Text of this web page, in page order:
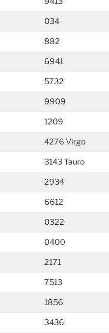
034
882
6941
5732
9909
1209
4276 Virgo
3143 Tauro
2934
6612
0322
0400
2171
7513
1856
3436